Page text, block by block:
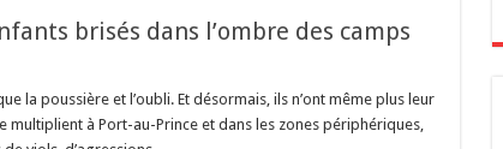
brisés dans l’ombre des camps
la poussière et l’oubli. Et désormais, ils n’ont même plus leur
multiplient à Port-au-Prince et dans les zones périphériques,